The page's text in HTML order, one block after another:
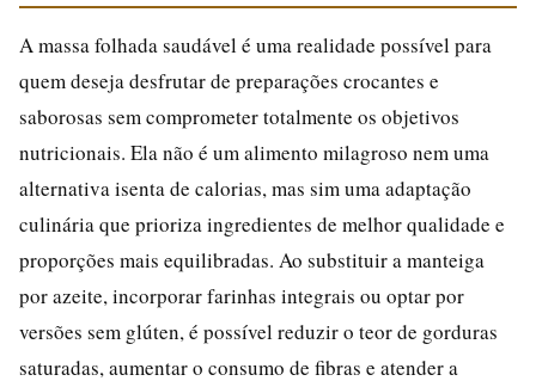
A massa folhada saudável é uma realidade possível para
quem deseja desfrutar de preparações crocantes e
saborosas sem comprometer totalmente os objetivos
nutricionais. Ela não é um alimento milagroso nem uma
alternativa isenta de calorias, mas sim uma adaptação
culinária que prioriza ingredientes de melhor qualidade e
proporções mais equilibradas. Ao substituir a manteiga
por azeite, incorporar farinhas integrais ou optar por
versões sem glúten, é possível reduzir o teor de gorduras
saturadas, aumentar o consumo de fibras e atender a